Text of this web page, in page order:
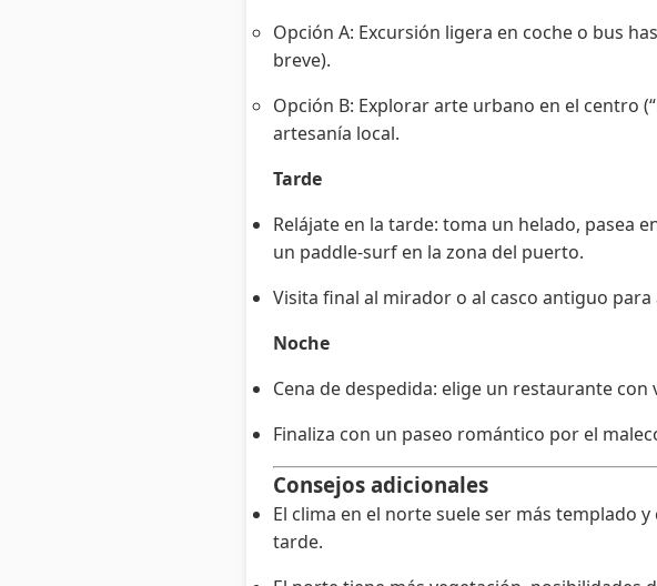
Opción A: Excursión ligera en coche o bus
breve).
Opción B: Explorar arte urbano en el centro
artesanía local.
Tarde
Relájate en la tarde: toma un helado, pasea
un paddle-surf en la zona del puerto.
Visita final al mirador o al casco antiguo
Noche
Cena de despedida: elige un restaurante con
Finaliza con un paseo romántico por el
Consejos adicionales
El clima en el norte suele ser más templado
tarde.